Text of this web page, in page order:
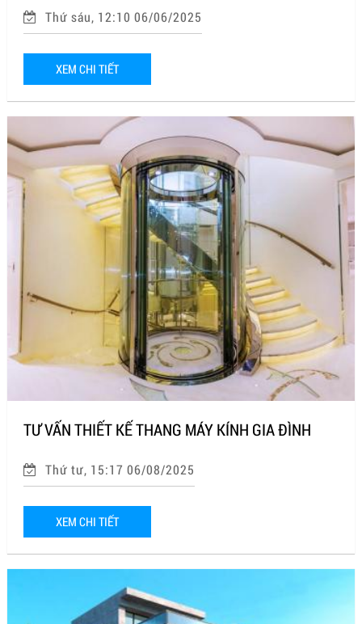
Thứ sáu, 12:10 06/06/2025
XEM CHI TIẾT
TƯ VẤN THIẾT KẾ THANG MÁY KÍNH GIA ĐÌNH
Thứ tư, 15:17 06/08/2025
XEM CHI TIẾT